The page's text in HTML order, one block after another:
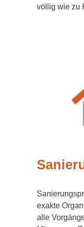
völlig wie zu
exakte
alle